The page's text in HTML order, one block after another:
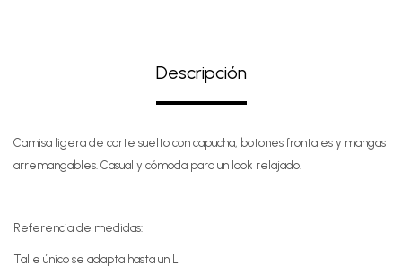
Descripción
Camisa ligera de corte suelto con capucha, botones frontales y mangas
arremangables. Casual y cómoda para un look relajado.
Referencia de medidas:
Talle único se adapta hasta un L